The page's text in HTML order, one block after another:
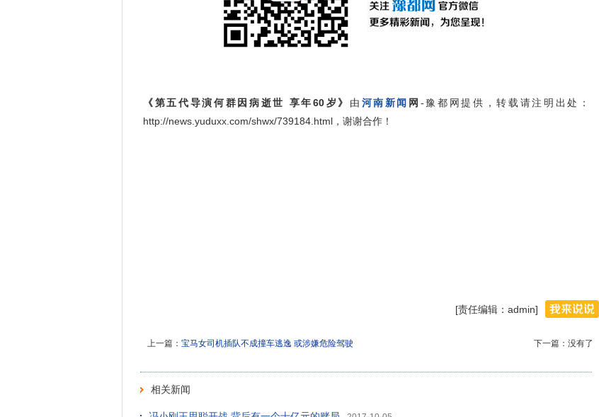
《第五代导演何群因病逝世 享年60岁》 由 河南新闻 网 -豫都网提供，转载请注明出处：
http://news.yuduxx.com/shwx/739184.html，谢谢合作！
[责任编辑：admin]
下一篇：没有了
上一篇： 宝马女司机插队不成撞车逃逸 或涉嫌危险驾驶
相关新闻